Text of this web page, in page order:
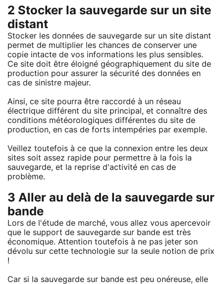
2 Stocker la sauvegarde sur un site
distant
Stocker les données de sauvegarde sur un site distant
permet de multiplier les chances de conserver une
copie intacte de vos informations les plus sensibles.
Ce site doit être éloigné géographiquement du site de
production pour assurer la sécurité des données en
cas de sinistre majeur.
Ainsi, ce site pourra être raccordé à un réseau
électrique différent du site principal, et connaître des
conditions météorologiques différentes du site de
production, en cas de forts intempéries par exemple.
Veillez toutefois à ce que la connexion entre les deux
sites soit assez rapide pour permettre à la fois la
sauvegarde, et la reprise d'activité en cas de
problème.
3 Aller au delà de la sauvegarde sur
bande
Lors de l'étude de marché, vous allez vous apercevoir
que le support de sauvegarde sur bande est très
économique. Attention toutefois à ne pas jeter son
dévolu sur cette technologie sur la seule notion de prix
!
Car si la sauvegarde sur bande est peu onéreuse, elle